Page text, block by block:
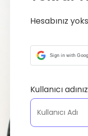
Hesabınız
Sign in with
Kullanıcı